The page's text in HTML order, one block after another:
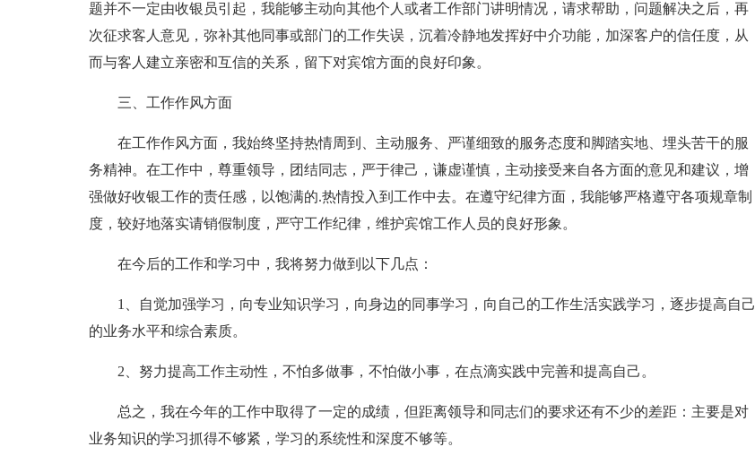
题并不一定由收银员引起，我能够主动向其他个人或者工作部门讲明情况，请求帮助，问题解决之后，再
次征求客人意见，弥补其他同事或部门的工作失误，沉着冷静地发挥好中介功能，加深客户的信任度，从
而与客人建立亲密和互信的关系，留下对宾馆方面的良好印象。
三、工作作风方面
在工作作风方面，我始终坚持热情周到、主动服务、严谨细致的服务态度和脚踏实地、埋头苦干的服
务精神。在工作中，尊重领导，团结同志，严于律己，谦虚谨慎，主动接受来自各方面的意见和建议，增
强做好收银工作的责任感，以饱满的.热情投入到工作中去。在遵守纪律方面，我能够严格遵守各项规章制
度，较好地落实请销假制度，严守工作纪律，维护宾馆工作人员的良好形象。
在今后的工作和学习中，我将努力做到以下几点：
1、自觉加强学习，向专业知识学习，向身边的同事学习，向自己的工作生活实践学习，逐步提高自己
的业务水平和综合素质。
2、努力提高工作主动性，不怕多做事，不怕做小事，在点滴实践中完善和提高自己。
总之，我在今年的工作中取得了一定的成绩，但距离领导和同志们的要求还有不少的差距：主要是对
业务知识的学习抓得不够紧，学习的系统性和深度不够等。